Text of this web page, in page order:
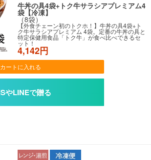
牛丼の具4袋+トク牛サラシアプレミアム4
袋【冷凍】
（8袋）
【外食チェーン初のトクホ！】牛丼の具4袋+ト
ク牛サラシアプレミアム 4袋。定番の牛丼の具と
特定保健用食品「トク牛」が食べ比べできるセ
ット！
4,142円
カートに入れる